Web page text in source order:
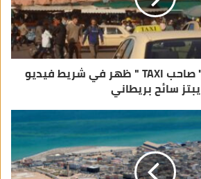
مراكش ..توقيف " صاحب TAXI " ظهر في شريط فيديو
يبتز سائح بريطاني